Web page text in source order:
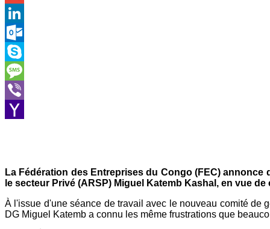
Gmail
LinkedIn
Outlook.com
Skype
Message
Viber
La Fédération des Entreprises du Congo (FEC)
le secteur Privé (ARSP) Miguel Katemb Kashal, en vue
À l'issue d'une séance de travail avec le nouveau comité de
DG Miguel Katemb a connu les même frustrations que